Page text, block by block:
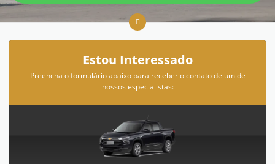
Estou Interessado
Preencha o formulário abaixo para receber o contato de um de
nossos especialistas: